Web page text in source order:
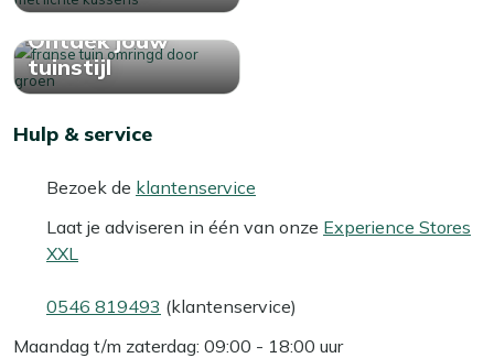
Ontdek jouw
tuinstijl
Hulp & service
Bezoek de klantenservice
Laat je adviseren in één van onze Experience Stores
XXL
0546 819493 (klantenservice)
Maandag t/m zaterdag: 09:00 - 18:00 uur